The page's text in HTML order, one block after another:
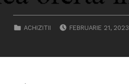
CATEGORIZED IN:
ACHIZITII FEBRUARIE 21, 2023